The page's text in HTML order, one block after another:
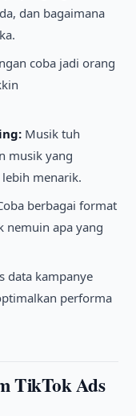
dan bagaimana
coba jadi orang
Musik tuh
musik yang
menarik.
berbagai format
nemuin apa yang
data kampanye
performa
TikTok Ads